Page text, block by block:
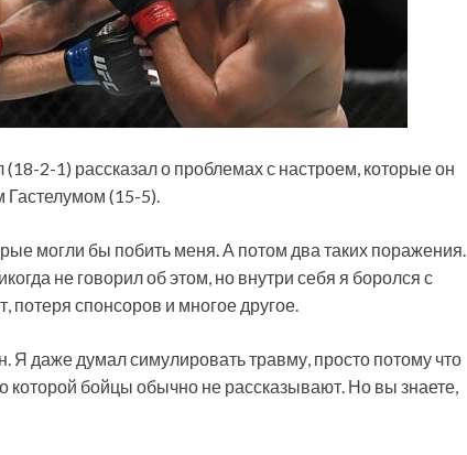
2-1) рассказал о проблемах с настроем, которые он
(15-5).
могли бы побить меня. А потом два таких поражения.
не говорил об этом, но внутри себя я боролся с
потеря спонсоров и многое другое.
Я даже думал симулировать травму, просто потому что
которой бойцы обычно не рассказывают. Но вы знаете,